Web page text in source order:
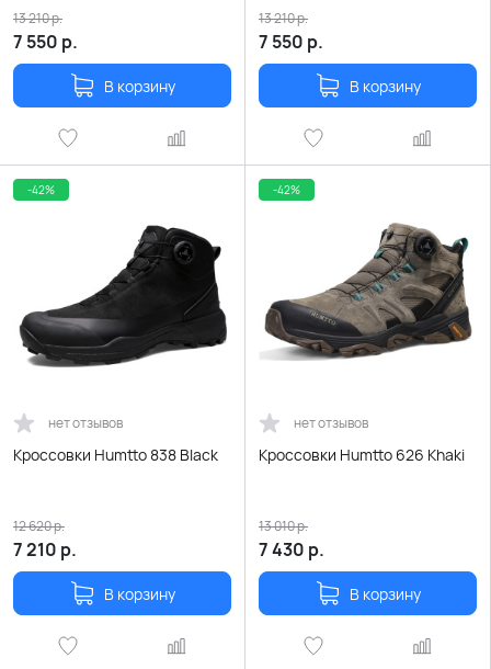
7 550 р.
13 210р.
В корзину
7 550 р.
13 210р.
В корзину
-42%
нет отзывов
Кроссовки Humtto 838 Black
7 210 р.
12 620р.
В корзину
-42%
нет отзывов
Кроссовки Humtto 626 Khaki
7 430 р.
13 010р.
В корзину